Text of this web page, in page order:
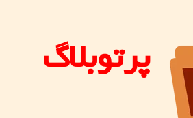
پرتوبلاگ